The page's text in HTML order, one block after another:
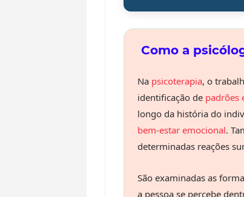
Como a
Na psicoterapia, o
identificação de padrões
longo da história do
bem-estar emocional.
determinadas reações
São examinadas as
a pessoa se percebe